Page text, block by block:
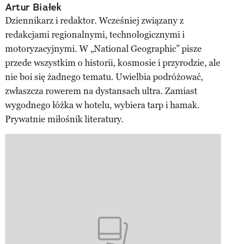
Artur Białek
Dziennikarz i redaktor. Wcześniej związany z
redakcjami regionalnymi, technologicznymi i
motoryzacyjnymi. W „National Geographic” pisze
przede wszystkim o historii, kosmosie i przyrodzie, ale
nie boi się żadnego tematu. Uwielbia podróżować,
zwłaszcza rowerem na dystansach ultra. Zamiast
wygodnego łóżka w hotelu, wybiera tarp i hamak.
Prywatnie miłośnik literatury.